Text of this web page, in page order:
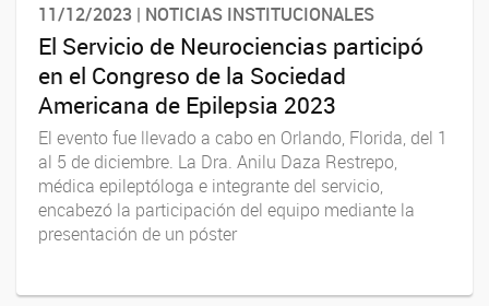
11/12/2023 | NOTICIAS INSTITUCIONALES
El Servicio de Neurociencias participó
en el Congreso de la Sociedad
Americana de Epilepsia 2023
El evento fue llevado a cabo en Orlando, Florida, del 1
al 5 de diciembre. La Dra. Anilu Daza Restrepo,
médica epileptóloga e integrante del servicio,
encabezó la participación del equipo mediante la
presentación de un póster